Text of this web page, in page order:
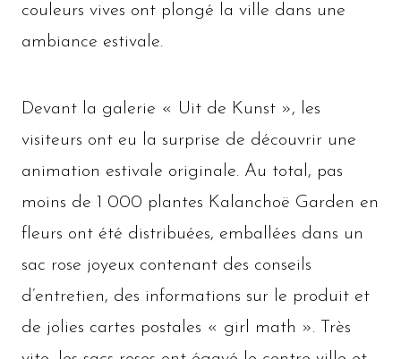
couleurs vives ont plongé la ville dans une
ambiance estivale.
Devant la galerie « Uit de Kunst », les
visiteurs ont eu la surprise de découvrir une
animation estivale originale. Au total, pas
moins de 1 000 plantes Kalanchoë Garden en
fleurs ont été distribuées, emballées dans un
sac rose joyeux contenant des conseils
d’entretien, des informations sur le produit et
de jolies cartes postales « girl math ». Très